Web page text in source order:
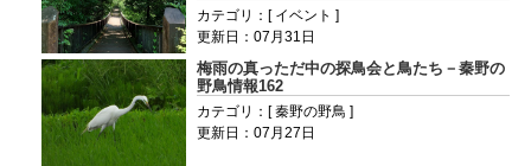
カテゴリ：[ イベント ]
更新日：07月31日
梅雨の真っただ中の探鳥会と鳥たち－秦野の
野鳥情報162
カテゴリ：[ 秦野の野鳥 ]
更新日：07月27日